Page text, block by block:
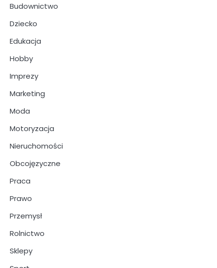
Budownictwo
Dziecko
Edukacja
Hobby
Imprezy
Marketing
Moda
Motoryzacja
Nieruchomości
Obcojęzyczne
Praca
Prawo
Przemysł
Rolnictwo
Sklepy